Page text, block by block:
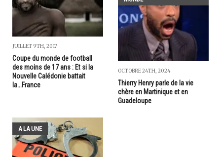
JUILLET 9TH, 2017
Coupe du monde de football
des moins de 17 ans : Et si la
Nouvelle Calédonie battait
la...France
OCTOBRE 24TH, 2024
Thierry Henry parle de la vie
chère en Martinique et en
Guadeloupe
A LA UNE